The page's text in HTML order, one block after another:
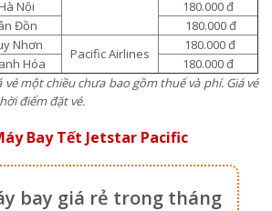
Nội
180.000 đ
Đồn
180.000 đ
Nhơn
Pacific Airlines
180.000 đ
Hóa
180.000 đ
vé một chiều chưa bao gồm thuế và phí. Giá vé
điểm đặt vé.
Bay Tết Jetstar Pacific
bay giá rẻ trong tháng